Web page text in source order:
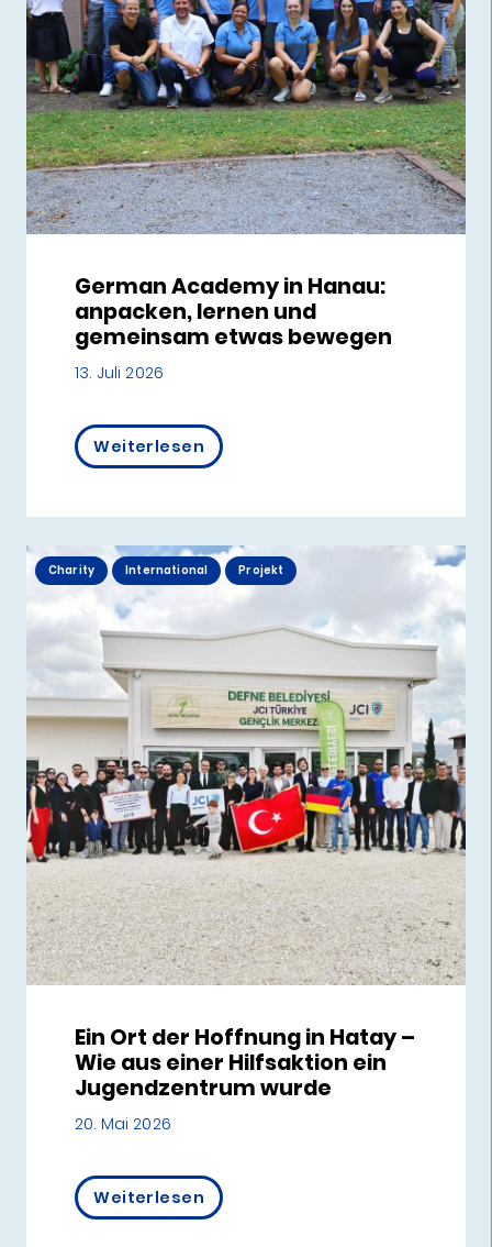
German Academy in Hanau:
anpacken, lernen und
gemeinsam etwas bewegen
13. Juli 2026
Weiterlesen
Charity International Projekt
Ein Ort der Hoffnung in Hatay –
Wie aus einer Hilfsaktion ein
Jugendzentrum wurde
20. Mai 2026
Weiterlesen